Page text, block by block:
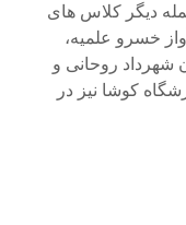
دیگر کلاس های
خسرو علمیه،
شهرداد روحانی و
کوشا نیز در